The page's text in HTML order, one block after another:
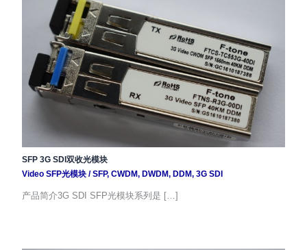
SFP 3G SDI双收光模块
Video SFP光模块/SFP, CWDM, DWDM, DDM, 3G SDI
产品简介3G SDI SFP光模块系列是 […]